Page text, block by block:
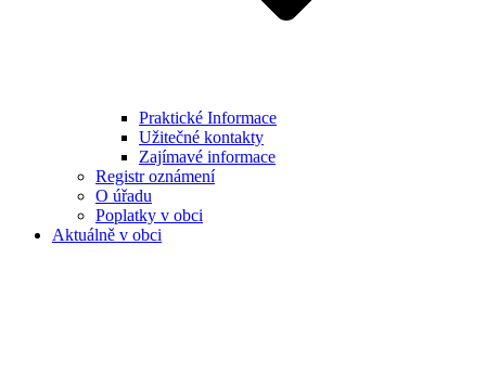
Praktické Informace
Užitečné kontakty
Zajímavé informace
Registr oznámení
O úřadu
Poplatky v obci
Aktuálně v obci